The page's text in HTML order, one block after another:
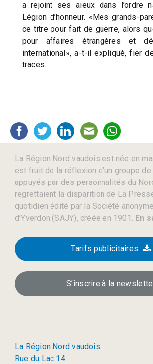
a rejoint ses aïeux dans l’ordre
Légion d’honneur. «Mes grands-
ce titre pour fait de guerre, alors
pour affaires étrangères et
international», a-t-il expliqué, fier
traces.
La Région Nord vaudois est née en
est fruit de la réflexion d’un groupe
appuyés par des personnalités du
regrettaient la disparition de La
quotidien édité par la Société
d’Yverdon (SAJY), créée en 1901. En
Tarifs publicitaires
S’inscrire à la
La Région Nord vaudois
Rue du Lac 14